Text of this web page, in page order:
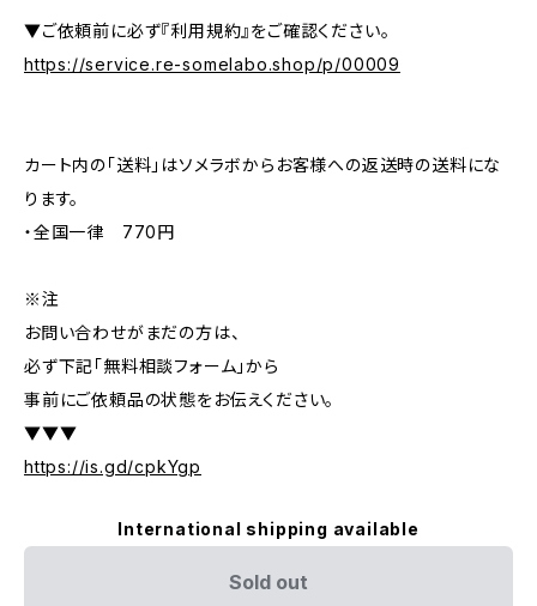
▼ご依頼前に必ず『利用規約』をご確認ください。
https://service.re-somelabo.shop/p/00009
カート内の「送料」はソメラボからお客様への返送時の送料にな
ります。
・全国一律 770円
※注
お問い合わせがまだの方は、
必ず下記「無料相談フォーム」から
事前にご依頼品の状態をお伝えください。
▼▼▼
https://is.gd/cpkYgp
International shipping available
Sold out